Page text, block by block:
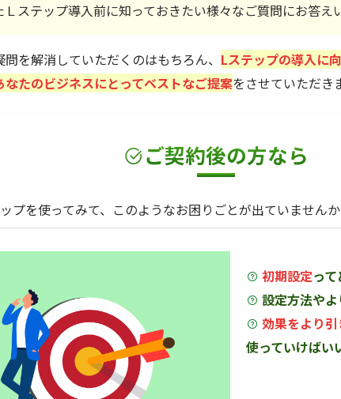
Ｌステップ導入前に知っておきたい様々なご質問にお答え
を解消していただくのはもちろん、 Lステップの導入に
なたのビジネスにとってベストなご提案をさせていただき
ご契約後の方なら
プを使ってみて、このようなお困りごとが出ていませんか
初期設定っ
設定方法やよ
効果をより
使っていけばい